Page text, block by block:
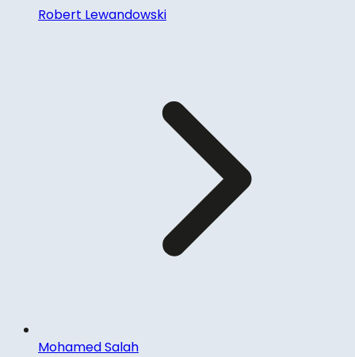
Robert Lewandowski
Mohamed Salah